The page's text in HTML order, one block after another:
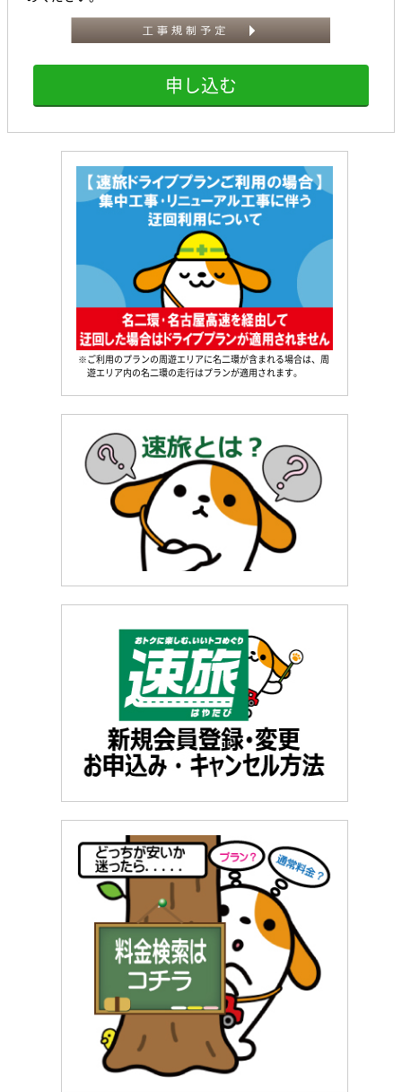
申し込む
※ご利用のプランの周遊エリアに名二環が含まれる場合は、周
遊エリア内の名二環の走行はプランが適用されます。